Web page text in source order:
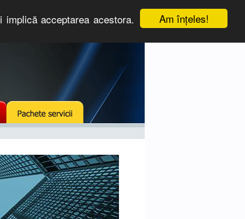
Am înţeles!
acceptarea acestora.